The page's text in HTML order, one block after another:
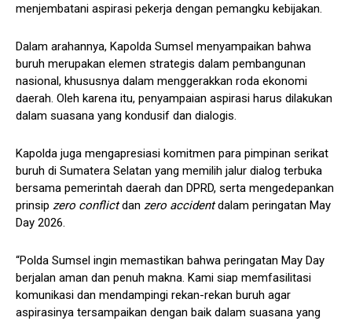
menjembatani aspirasi pekerja dengan pemangku kebijakan.
Dalam arahannya, Kapolda Sumsel menyampaikan bahwa
buruh merupakan elemen strategis dalam pembangunan
nasional, khususnya dalam menggerakkan roda ekonomi
daerah. Oleh karena itu, penyampaian aspirasi harus dilakukan
dalam suasana yang kondusif dan dialogis.
Kapolda juga mengapresiasi komitmen para pimpinan serikat
buruh di Sumatera Selatan yang memilih jalur dialog terbuka
bersama pemerintah daerah dan DPRD, serta mengedepankan
prinsip zero conflictdan zero accidentdalam peringatan May
Day 2026.
“Polda Sumsel ingin memastikan bahwa peringatan May Day
berjalan aman dan penuh makna. Kami siap memfasilitasi
komunikasi dan mendampingi rekan-rekan buruh agar
aspirasinya tersampaikan dengan baik dalam suasana yang